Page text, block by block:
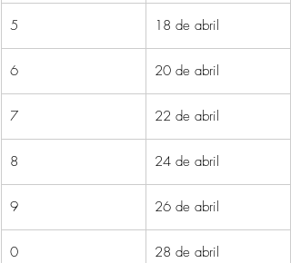
5 18 de abril
6 20 de abril
7 22 de abril
8 24 de abril
9 26 de abril
0 28 de abril